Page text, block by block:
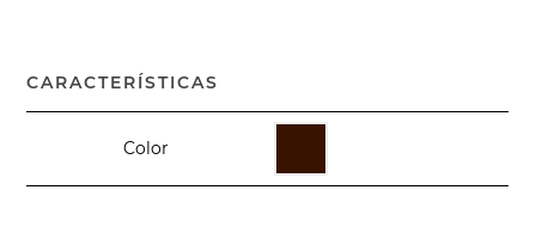
CARACTERÍSTICAS
Color